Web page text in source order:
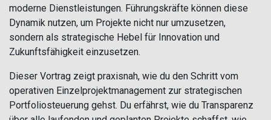
moderne Dienstleistungen. Führungskräfte können diese
Dynamik nutzen, um Projekte nicht nur umzusetzen,
sondern als strategische Hebel für Innovation und
Zukunftsfähigkeit einzusetzen.
Dieser Vortrag zeigt praxisnah, wie du den Schritt vom
operativen Einzelprojektmanagement zur strategischen
Portfoliosteuerung gehst. Du erfährst, wie du Transparenz